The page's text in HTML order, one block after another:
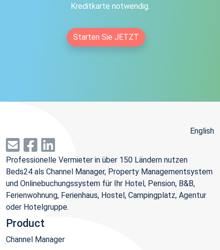
Kreditkarte notwendig.
Starten Sie JETZT
English
Professionelle Vermieter in über 150 Ländern nutzen
Beds24 als Channel Manager, Property Managementsystem
und Onlinebuchungssystem für Ihr Hotel, Pension, B&B,
Ferienwohnung, Ferienhaus, Hostel, Campingplatz, Agentur
oder Hotelgruppe.
Product
Channel Manager